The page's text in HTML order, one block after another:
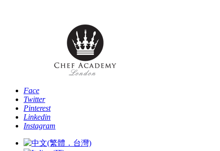
Face
Twitter
Pinterest
Linkedin
Instagram